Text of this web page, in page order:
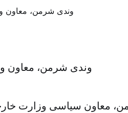
وندی شرمن، معاون
معاون سیاسی وزارت